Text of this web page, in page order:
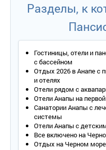
Разделы, к
Гостиницы, отели и
с бассейном
Отдых 2026 в Анапе с
и отелях
Отели рядом с
Отели Анапы на
Санатории Анапы с
системы
Отели Анапы с
Все включено на
Отдых на Черном